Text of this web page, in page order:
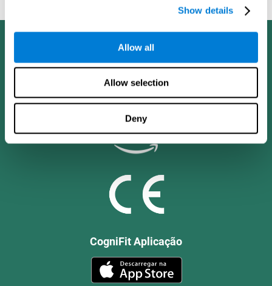
Show details
Allow all
Allow selection
Deny
CogniFit Aplicação